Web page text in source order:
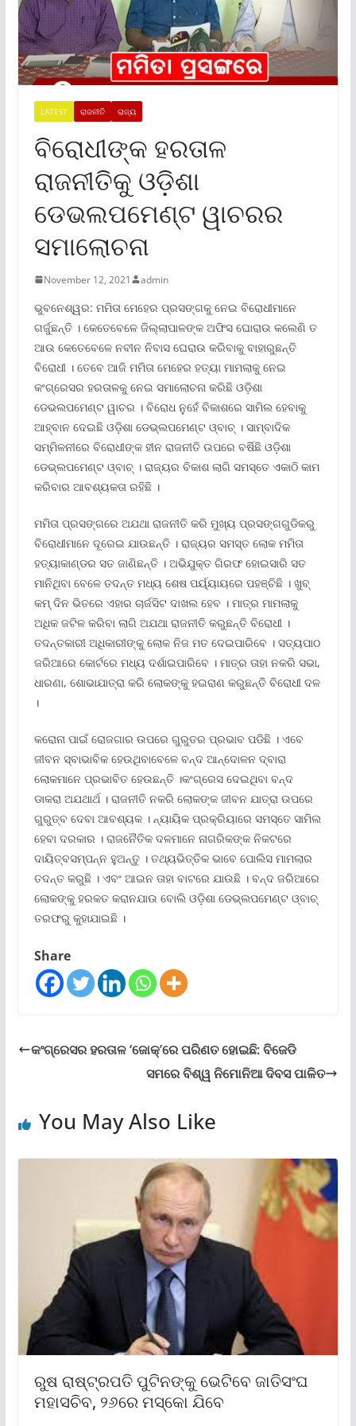
LATEST ରାଜନୀତି ରାଜ୍ୟ
ବିରୋଧୀଙ୍କ ହରତାଳ
ରାଜନୀତିକୁ ଓଡ଼ିଶା
ଡେଭଲପମେଣ୍ଟ ୱାଚରର
ସମାଲୋଚନା
November 12, 2021 admin
ଭୁବନେଶ୍ୱର: ମମିତା ମେହେର ପ୍ରସଙ୍ଗକୁ ନେଇ ବିରୋଧୀମାନେ
ଗର୍ଜୁଛନ୍ତି । କେତେବେଳେ ଜିଲ୍ଲାପାଳଙ୍କ ଅଫିସ ଘୋରାଉ କଲେଣି ତ
ଆଉ କେତେବେଳେ ନବୀନ ନିବାସ ଘେରାଉ କରିବାକୁ ବାହାରୁଛନ୍ତି
ବିରୋଧୀ । ତେବେ ଆଜି ମମିତା ମେହେର ହତ୍ୟା ମାମଲାକୁ ନେଇ
କଂଗ୍ରେସର ହରତାଳକୁ ନେଇ ସମାଲୋଚନା କରିଛି ଓଡ଼ିଶା
ଡେଭଲପମେଣ୍ଟ ୱାଚର । ବିରୋଧ ନୁହେଁ ବିକାଶରେ ସାମିଲ ହେବାକୁ
ଆହ୍ବାନ ଦେଇଛି ଓଡ଼ିଶା ଡେଭ୍ଲପମେଣ୍ଟ ଓ୍ବାଚ୍ । ସାମ୍ବାଦିକ
ସମ୍ମିଳନୀରେ ବିରୋଧୀଙ୍କ ହୀନ ରାଜନୀତି ଉପରେ ବର୍ଷିଛି ଓଡ଼ିଶା
ଡେଭ୍ଲପମେଣ୍ଟ ଓ୍ବାଚ୍ । ରାଜ୍ୟର ବିକାଶ ଲାଗି ସମସ୍ତେ ଏକାଠି କାମ
କରିବାର ଆବଶ୍ୟକତା ରହିଛି ।
ମମିତା ପ୍ରସଙ୍ଗରେ ଅଯଥା ରାଜନୀତି କରି ମୁଖ୍ୟ ପ୍ରସଙ୍ଗଗୁଡିକରୁ
ବିରୋଧୀମାନେ ଦୂରେଇ ଯାଉଛନ୍ତି । ରାଜ୍ୟର ସମସ୍ତ ଲୋକ ମମିତା
ହତ୍ୟାକାଣ୍ଡର ସତ ଜାଣିଛନ୍ତି । ଅଭିଯୁକ୍ତ ଗିରଫ ହୋଇସାରି ସତ
ମାନିଥିବା ବେଳେ ତଦନ୍ତ ମଧ୍ୟ ଶେଷ ପର୍ୟ୍ୟାୟରେ ପହଞ୍ଚିଛି । ଖୁବ୍
କମ୍ ଦିନ ଭିତରେ ଏହାର ଚାର୍ଜସିଟ ଦାଖଲ ହେବ । ମାତ୍ର ମାମଲାକୁ
ଅଧିକ ଜଟିଳ କରିବା ଲାଗି ଅଯଥା ରାଜନୀତି କରୁଛନ୍ତି ବିରୋଧୀ ।
ତଦନ୍ତକାରୀ ଅଧିକାରୀଙ୍କୁ ଲୋକ ନିଜ ମତ ଦେଇପାରିବେ । ସତ୍ୟପାଠ
ଜରିଆରେ କୋର୍ଟରେ ମଧ୍ୟ ଦର୍ଶାଇପାରିବେ । ମାତ୍ର ତାହା ନକରି ସଭା,
ଧାରଣା, ଶୋଭାଯାତ୍ରା କରି ଲୋକଙ୍କୁ ହଇରାଣ କରୁଛନ୍ତି ବିରୋଧୀ ଦଳ
।
କରୋନା ପାଇଁ ରୋଜଗାର ଉପରେ ଗୁରୁତର ପ୍ରଭାବ ପଡିଛି । ଏବେ
ଜୀବନ ସ୍ବାଭାବିକ ହେଉଥିବାବେଳେ ବନ୍ଦ ଆନ୍ଦୋଳନ ଦ୍ବାରା
ଲୋକମାନେ ପ୍ରଭାବିତ ହେଉଛନ୍ତି ।କଂଗ୍ରେସ ଦେଇଥିବା ବନ୍ଦ
ଡାକରା ଅଯଥାର୍ଥ । ରାଜନୀତି ନକରି ଲୋକଙ୍କ ଜୀବନ ଯାତ୍ରା ଉପରେ
ଗୁରୁତ୍ବ ଦେବା ଆବଶ୍ୟକ । ନ୍ୟାୟିକ ପ୍ରକ୍ରିୟାରେ ସମସ୍ତେ ସାମିଲ
ହେବା ଦରକାର । ରାଜନୈତିକ ଦଳମାନେ ନାଗରିକଙ୍କ ନିକଟରେ
ଦାୟିତ୍ବସମ୍ପନ୍ନ ହୁଅନ୍ତୁ । ତଥ୍ୟଭିତ୍ତିକ ଭାବେ ପୋଲିସ ମାମଲାର
ତଦନ୍ତ କରୁଛି । ଏବଂ ଆଇନ ତାହା ବାଟରେ ଯାଉଛି । ବନ୍ଦ ଜରିଆରେ
ଲୋକଙ୍କୁ ହରକତ କରାନଯାଉ ବୋଲି ଓଡ଼ିଶା ଡେଭ୍ଲପମେଣ୍ଟ ଓ୍ବାଚ୍
ତରଫରୁ କୁହାଯାଇଛି ।
Share
କଂଗ୍ରେସର ହରତାଳ ‘ଜୋକ୍‍’ରେ ପରିଣତ ହୋଇଛି: ବିଜେଡି
ସମରେ ବିଶ୍ୱ ନିମୋନିଆ ଦିବସ ପାଳିତ
You May Also Like
ରୁଷ ରାଷ୍ଟ୍ରପତି ପୁଟିନଙ୍କୁ ଭେଟିବେ ଜାତିସଂଘ
ମହାସଚିବ, ୨୬ରେ ମସ୍କୋ ଯିବେ